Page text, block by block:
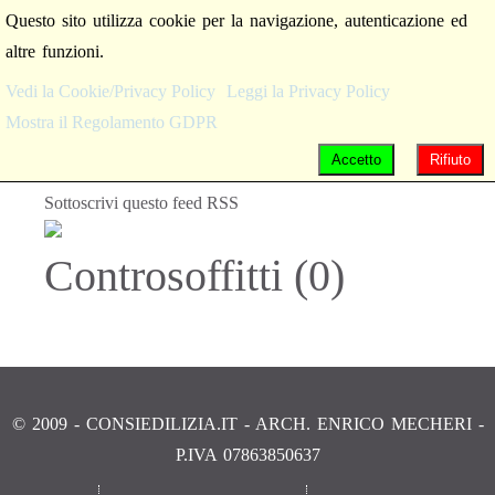
Sottoscrivi questo feed RSS
Controsoffitti (0)
© 2009 - CONSIEDILIZIA.IT - ARCH. ENRICO MECHERI -
P.IVA 07863850637
Questo sito utilizza cookie per la navigazione, autenticazione ed
altre funzioni.
Vedi la Cookie/Privacy Policy
Leggi la Privacy Policy
Mostra il Regolamento GDPR
Rifiuto
Accetto